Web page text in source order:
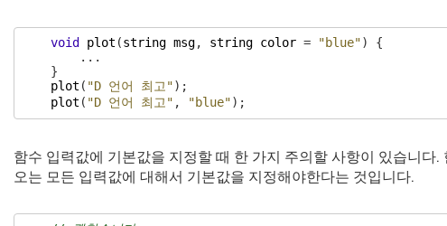
void plot (string msg, string color = "blue")
{
. . .
}
plot ( "D 언어 최고") ;
plot ( "D 언어 최고" , "blue") ;
함수 입력값에 기본값을 지정할 때 한 가지 주의할 사항이 있습니다
오는 모든 입력값에 대해서 기본값을 지정해야한다는 것입니다.